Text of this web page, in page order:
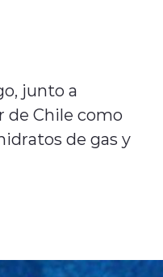
junto a
de Chile como
de gas y